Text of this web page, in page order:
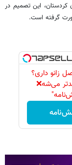
کردستان، این تصمیم در
گرفته است.
زانو داری؟
می‌شه❌